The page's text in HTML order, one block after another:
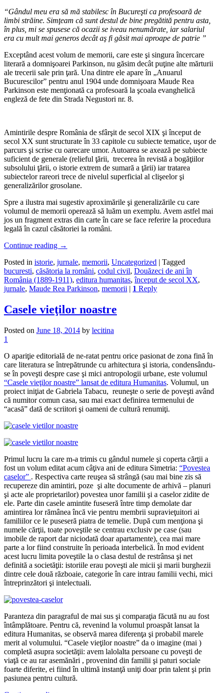
“Gândul meu era să mă stabilesc în Bucureşti ca profesoară de
limbi străine. Simţeam că sunt destul de bine pregătită pentru asta,
în plus, mi se spusese că ocazii se iveau nenumărate, iar salariul
era cu mult mai generos decât aş fi găsit mai aproape de patrie ”
Exceptând acest volum de memorii, care este şi singura încercare
literară a domnişoarei Parkinson, nu găsim decât puţine alte mărturii
ale trecerii sale prin ţară. Una dintre ele apare în „Anuarul
Bucurescilor” pentru anul 1904 unde domnişoara Maude Rea
Parkinson este menţionată ca profesoară la şcoala evanghelică
engleză de fete din Strada Negustori nr. 8.
Amintirile despre România de sfârşit de secol XIX şi început de
secol XX sunt structurate în 33 capitole cu subiecte tematice, uşor de
parcurs şi scrise cu oarecare umor. Autoarea se axează pe subiecte
suficient de generale (relieful ţării, trecerea în revistă a bogăţiilor
subsolului ţării, o istorie extrem de sumară a ţării) iar tratarea
subiectelor rareori trece de nivelul superficial al clişeelor şi
generalizărilor grosolane.
Spre a ilustra mai sugestiv aproximările şi generalizările cu care
volumul de memorii operează să luăm un exemplu. Avem astfel mai
jos un fragment extras din carte în care se face referire la procedura
legală în cazul căsătoriei la români.
Continue reading →
Posted in istorie, jurnale, memorii, Uncategorized | Tagged
bucuresti, căsătoria la români, codul civil, Douăzeci de ani în
România (1889-1911), editura humanitas,început de secol XX,
jurnale, Maude Rea Parkinson, memorii | 1 Reply
Casele vieţilor noastre
Posted on June 18, 2014 by lecitina
1
O apariţie editorială de ne-ratat pentru orice pasionat de zona fină în
care literatura se întrepătrunde cu arhitectura şi istoria, condensându-
se în poveşti despre case şi mici antropologii urbane, este volumul
“Casele vieţilor noastre” lansat de editura Humanitas. Volumul, un
proiect iniţiat de Gabriela Tabacu, reuneşte o serie de poveşti având
că numitor comun casa, sau mai exact definirea termenului de
“acasă” dată de scriitori şi oameni de cultură renumiţi.
Primul lucru la care m-a trimis cu gândul numele şi coperta cărţii a
fost un volum editat acum câţiva ani de editura Simetria: “Povestea
caselor” . Respectiva carte reuşea să strângă (sau mai bine zis să
recupereze din amintiri, poze şi alte documente de arhivă – planuri
şi acte ale proprietarilor) povestea unor familii şi a caselor zidite de
ele. Parte din casele amintite fuseseră între timp demolate dar
amintirea lor rămânea încă vie pentru membrii supravieţuitori ai
familiilor ce le puseseră piatra de temelie. După cum menţiona şi
numele cărţii, toate poveştile se centrau exclusiv pe case (sau
imobile de raport dar niciodată doar apartamente), cea mai mare
parte a lor fiind construite în perioada interbelică. În mod evident
acest lucru limita poveştile la o clasa destul de restrânsa şi net
definită a societăţii: istoriile erau poveşti ale micii şi marii burghezii
dintre cele două războaie, categorie în care intrau familii vechi, mici
întreprinzători şi intelectuali.
Paranteza din paragraful de mai sus şi comparaţia făcută nu au fost
întâmplătoare. Pentru că, revenind la volumul proaspăt lansat la
editura Humanitas, se observă marea diferenţa şi probabil marele
merit al volumului. “Casele vieţilor noastre” da o imagine (mai )
completă asupra societăţii: avem lalolalta persoane cu poveşti de
viaţă ce au rar asemănări , provenind din familii şi paturi sociale
foarte diferite, ei fiind în ultimă instanţă uniţi doar prin talent şi prin
pasiunea pentru cultură.